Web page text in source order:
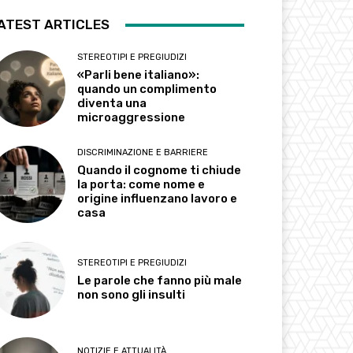
ARTICLES
STEREOTIPI E PREGIUDIZI
«Parli bene italiano»:
quando un complimento
diventa una
microaggressione
DISCRIMINAZIONE E BARRIERE
Quando il cognome ti chiude
la porta: come nome e
origine influenzano lavoro e
casa
STEREOTIPI E PREGIUDIZI
Le parole che fanno più male
non sono gli insulti
NOTIZIE E ATTUALITÀ